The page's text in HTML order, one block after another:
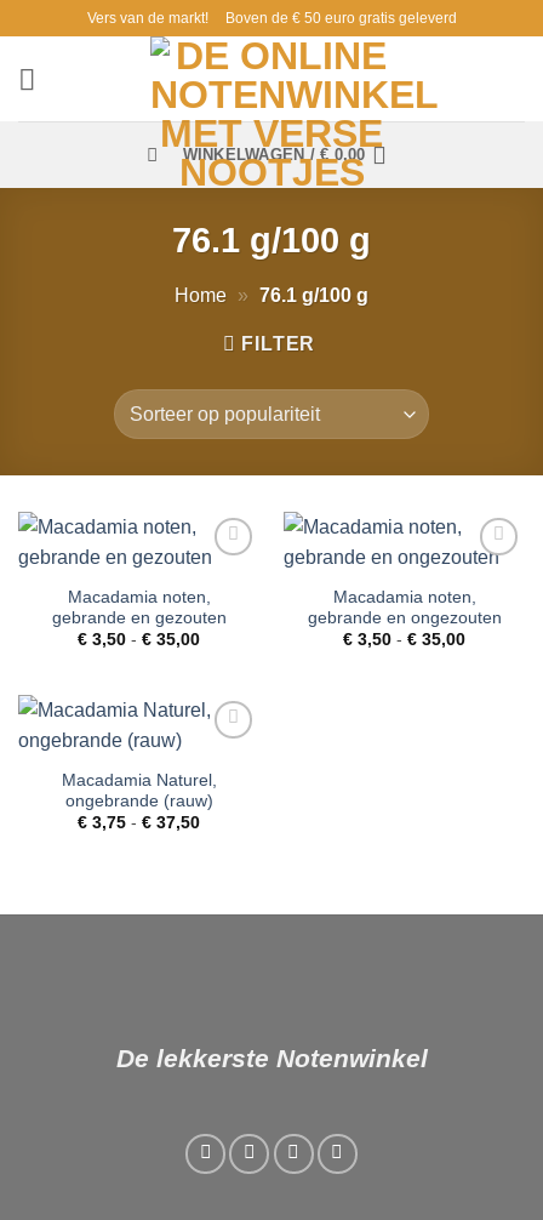
inhoud
Vers van de markt! Boven de € 50 euro gratis geleverd
WINKELWAGEN /€ 0,00
76.1 g/100 g
Home » 76.1 g/100 g
FILTER
verlanglijst
Macadamia noten,
gebrande en gezouten
€ 3,50 - € 35,00Prijsklasse:
verlanglijst
Macadamia noten,
gebrande en ongezouten
€ 3,50 - € 35,00
Toevoegen
aan
verlanglijst
Macadamia Naturel,
ongebrande (rauw)
€ 3,75 - € 37,50Prijsklasse:
De lekkerste Notenwinkel